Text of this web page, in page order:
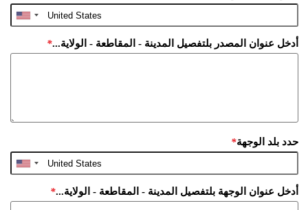
أدخل عنوان المصدر بلتفصيل المدينة - المقاطعة - الولاية...*
حدد بلد الوجهة*
أدخل عنوان الوجهة بلتفصيل المدينة - المقاطعة - الولاية...*